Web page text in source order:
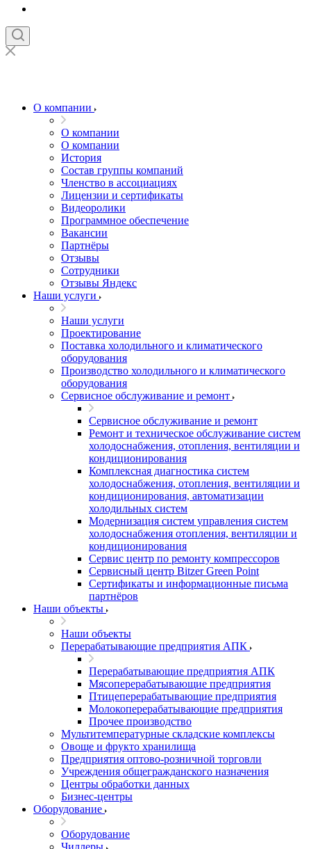
О компании
О компании
О компании
История
Состав группы компаний
Членство в ассоциациях
Лицензии и сертификаты
Видеоролики
Программное обеспечение
Вакансии
Партнёры
Отзывы
Сотрудники
Отзывы Яндекс
Наши услуги
Наши услуги
Проектирование
Поставка холодильного и климатического
оборудования
Производство холодильного и климатического
оборудования
Сервисное обслуживание и ремонт
Сервисное обслуживание и ремонт
Ремонт и техническое обслуживание систем
холодоснабжения, отопления, вентиляции и
кондиционирования
Комплексная диагностика систем
холодоснабжения, отопления, вентиляции и
кондиционирования, автоматизации
холодильных систем
Модернизация систем управления систем
холодоснабжения отопления, вентиляции и
кондиционирования
Сервис центр по ремонту компрессоров
Сервисный центр Bitzer Green Point
Сертификаты и информационные письма
партнёров
Наши объекты
Наши объекты
Перерабатывающие предприятия АПК
Перерабатывающие предприятия АПК
Мясоперерабатывающие предприятия
Птицеперерабатывающие предприятия
Молокоперерабатывающие предприятия
Прочее производство
Мультитемпературные складские комплексы
Овоще и фрукто хранилища
Предприятия оптово-розничной торговли
Учреждения общегражданского назначения
Центры обработки данных
Бизнес-центры
Оборудование
Оборудование
Чиллеры